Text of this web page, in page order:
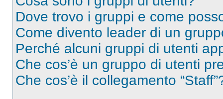
Dove trovo i gruppi e come
Come divento leader di un
Perché alcuni gruppi di utenti
Che cos’è un gruppo di utenti
Che cos’è il collegamento